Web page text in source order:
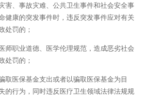
害、事故灾难、公共卫生事件和社会安全事
健康的突发事件时，违反突发事件应对有关
处罚的；
师职业道德、医学伦理规范，造成恶劣社会
处罚的；
取医保基金支出或者以骗取医保基金为目
的行为，同时违反医疗卫生领域法律法规规